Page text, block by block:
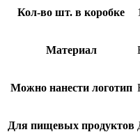
Кол-во шт. в коробке
Материал
Можно нанести логотип
Для пищевых продуктов